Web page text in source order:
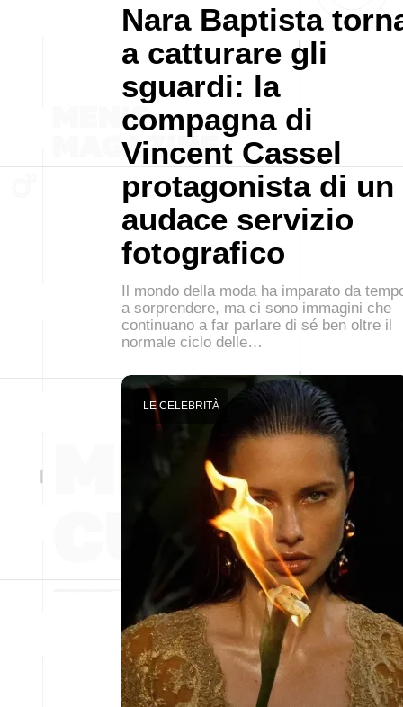
Nara Baptista
a catturare gli
sguardi: la
compagna di
Vincent Cassel
protagonista di un
audace servizio
fotografico
Il mondo della moda ha imparato da
a sorprendere, ma ci sono immagini che
continuano a far parlare di sé ben oltre il
normale ciclo delle…
LE CELEBRITÀ